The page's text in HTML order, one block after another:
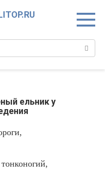
ельник у